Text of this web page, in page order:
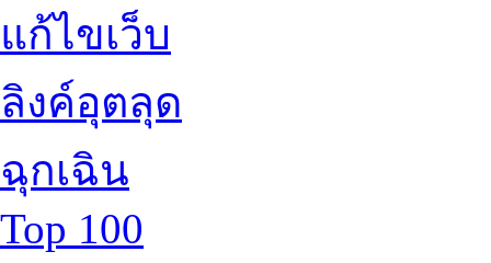
แก้ไขเว็บ
ลิงค์อุตลุด
ฉุกเฉิน
Top 100